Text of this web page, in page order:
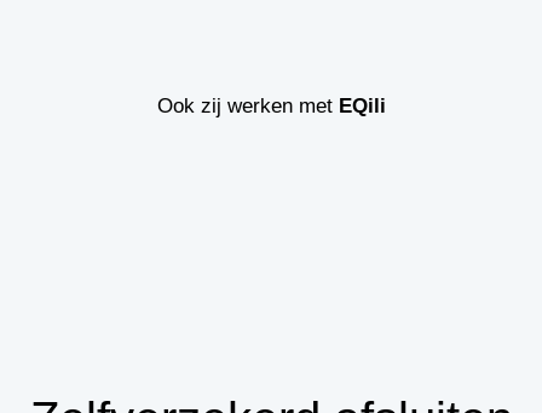
Ook zij werken met EQili